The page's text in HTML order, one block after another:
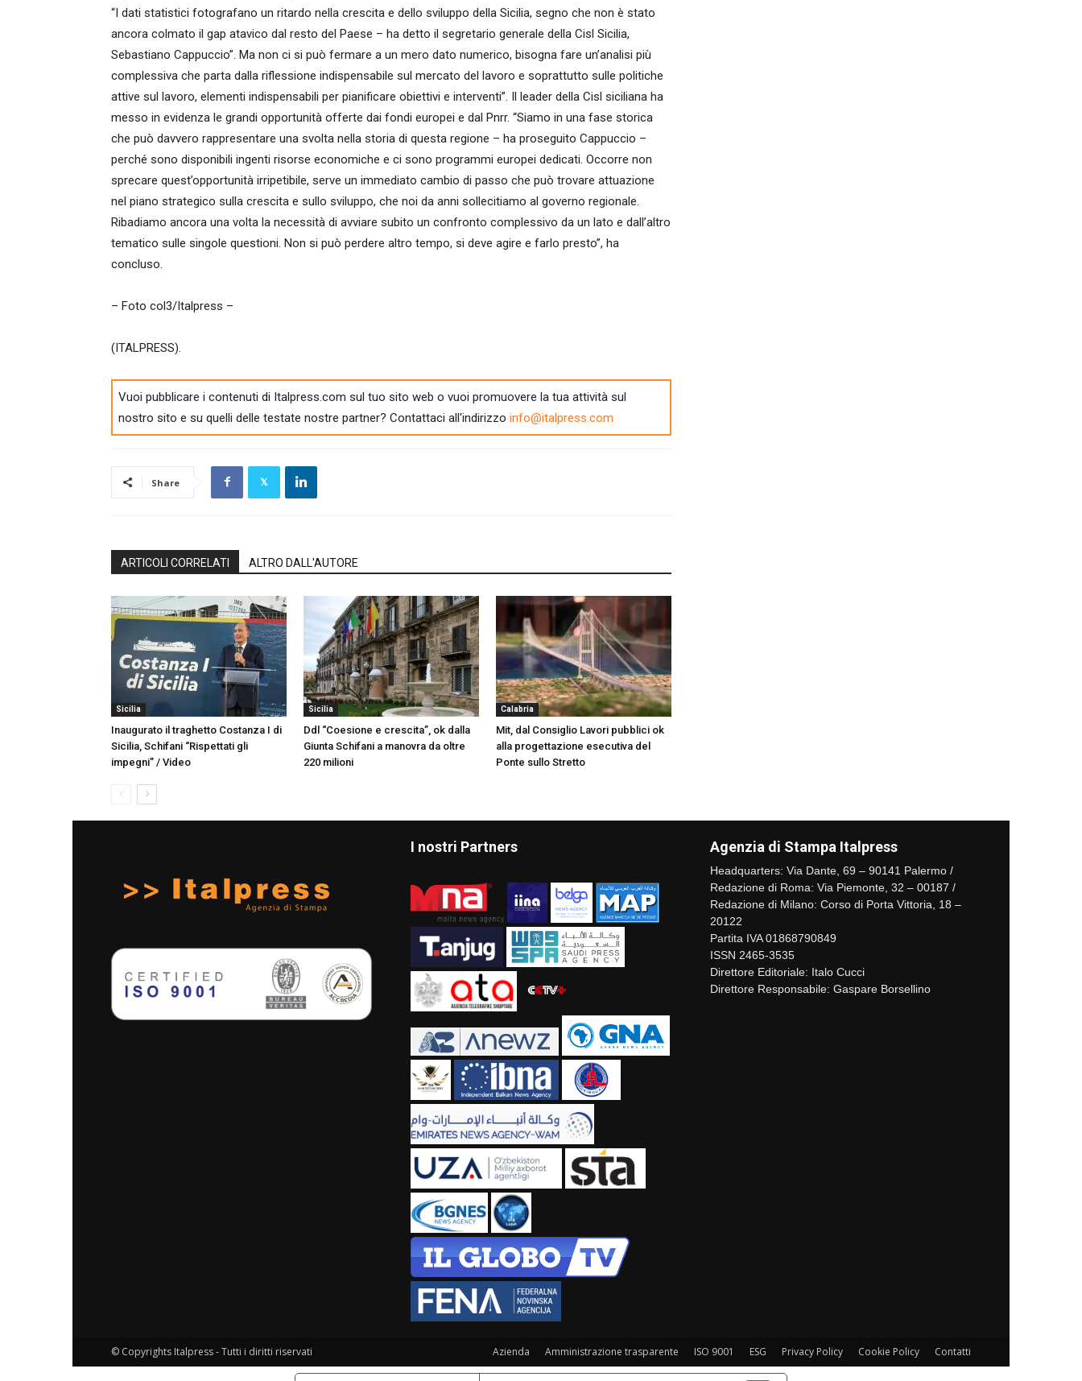
“I dati statistici fotografano un ritardo nella crescita e dello sviluppo della Sicilia, segno che non è stato
ancora colmato il gap atavico dal resto del Paese – ha detto il segretario generale della Cisl Sicilia,
Sebastiano Cappuccio”. Ma non ci si può fermare a un mero dato numerico, bisogna fare un’analisi più
complessiva che parta dalla riflessione indispensabile sul mercato del lavoro e soprattutto sulle politiche
attive sul lavoro, elementi indispensabili per pianificare obiettivi e interventi”. Il leader della Cisl siciliana ha
messo in evidenza le grandi opportunità offerte dai fondi europei e dal Pnrr. “Siamo in una fase storica
che può davvero rappresentare una svolta nella storia di questa regione – ha proseguito Cappuccio –
perché sono disponibili ingenti risorse economiche e ci sono programmi europei dedicati. Occorre non
sprecare quest’opportunità irripetibile, serve un immediato cambio di passo che può trovare attuazione
nel piano strategico sulla crescita e sullo sviluppo, che noi da anni sollecitiamo al governo regionale.
Ribadiamo ancora una volta la necessità di avviare subito un confronto complessivo da un lato e dall’altro
tematico sulle singole questioni. Non si può perdere altro tempo, si deve agire e farlo presto”, ha
concluso.
– Foto col3/Italpress –
(ITALPRESS).
Vuoi pubblicare i contenuti di Italpress.com sul tuo sito web o vuoi promuovere la tua attività sul
nostro sito e su quelli delle testate nostre partner? Contattaci all'indirizzo info@italpress.com
Share
ARTICOLI CORRELATI ALTRO DALL'AUTORE
Sicilia
Inaugurato il traghetto Costanza I di
Sicilia, Schifani “Rispettati gli
impegni” / Video
Sicilia
Ddl “Coesione e crescita”, ok dalla
Giunta Schifani a manovra da oltre
220 milioni
Calabria
Mit, dal Consiglio Lavori pubblici ok
alla progettazione esecutiva del
Ponte sullo Stretto
I nostri Partners Agenzia di Stampa Italpress
Headquarters: Via Dante, 69 – 90141 Palermo /
Redazione di Roma: Via Piemonte, 32 – 00187 /
Redazione di Milano: Corso di Porta Vittoria, 18 –
20122
Partita IVA 01868790849
ISSN 2465-3535
Direttore Editoriale: Italo Cucci
Direttore Responsabile: Gaspare Borsellino
Azienda Amministrazione trasparente ISO 9001 ESG Privacy Policy Cookie Policy Contatti
© Copyrights Italpress - Tutti i diritti riservati